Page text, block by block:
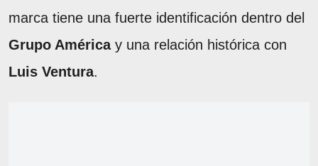
marca tiene una fuerte identificación dentro del
Grupo Américay una relación histórica con
Luis Ventura.